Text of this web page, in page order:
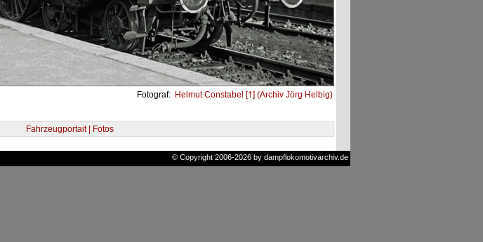
Fotograf: Helmut Constabel [†] (Archiv Jörg Helbig)
Fahrzeugportait | Fotos
© Copyright 2006-2026 by dampflokomotivarchiv.de